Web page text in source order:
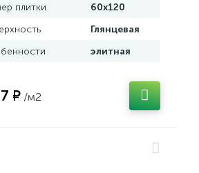
плитки
60x120
Глянцевая
элитная
₽ /м2